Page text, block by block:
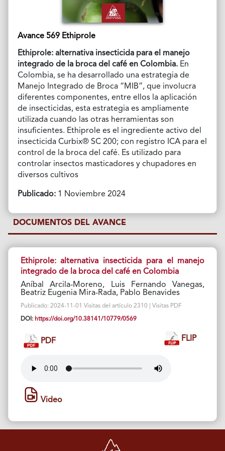
Avance 569 Ethiprole
Ethiprole: alternativa insecticida para el manejo
integrado de la broca del café en Colombia. En
Colombia, se ha desarrollado una estrategia de
Manejo Integrado de Broca “MIB”, que involucra
diferentes componentes, entre ellos la aplicación
de insecticidas, esta estrategia es ampliamente
utilizada cuando las otras herramientas son
insuficientes. Ethiprole es el ingrediente activo del
insecticida Curbix® SC 200; con registro ICA para el
control de la broca del café. Es utilizado para
controlar insectos masticadores y chupadores en
diversos cultivos
Publicado:1 Noviembre 2024
DOCUMENTOS DEL AVANCE
Ethiprole: alternativa insecticida para el manejo
integrado de la broca del café en Colombia
Aníbal Arcila-Moreno, Luis Fernando Vanegas,
Beatriz Eugenia Mira-Rada, Pablo Benavides
Publicado: 2024-11-01 Visitas del artículo 2310 | Visitas PDF
DOI: https://doi.org/10.38141/10779/0569
PDF FLIP
Video